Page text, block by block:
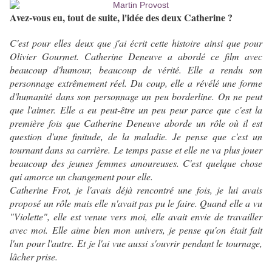
Avez-vous eu, tout de suite, l'idée des deux Catherine ?
C'est pour elles deux que j'ai écrit cette histoire ainsi que pour
Olivier Gourmet. Catherine Deneuve a abordé ce film avec
beaucoup d'humour, beaucoup de vérité. Elle a rendu son
personnage extrêmement réel. Du coup, elle a révélé une forme
d'humanité dans son personnage un peu borderline. On ne peut
que l'aimer. Elle a eu peut-être un peu peur parce que c'est la
première fois que Catherine Deneuve aborde un rôle où il est
question d'une finitude, de la maladie. Je pense que c'est un
tournant dans sa carrière. Le temps passe et elle ne va plus jouer
beaucoup des jeunes femmes amoureuses. C'est quelque chose
qui amorce un changement pour elle.
Catherine Frot, je l'avais déjà rencontré une fois, je lui avais
proposé un rôle mais elle n'avait pas pu le faire. Quand elle a vu
"Violette", elle est venue vers moi, elle avait envie de travailler
avec moi. Elle aime bien mon univers, je pense qu'on était fait
l'un pour l'autre. Et je l'ai vue aussi s'ouvrir pendant le tournage,
lâcher prise.